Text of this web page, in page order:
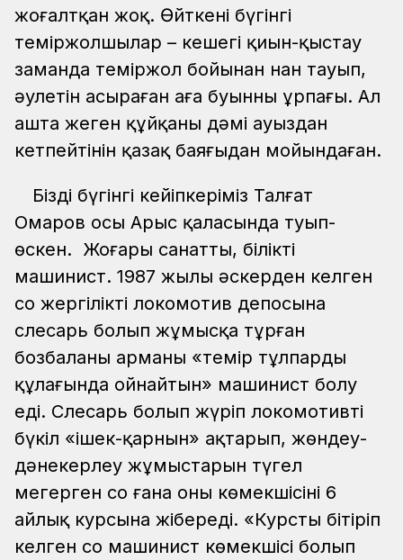
жоғалтқан жоқ. Өйткені бүгінгі
теміржолшылар – кешегі қиын-қыстау
заманда теміржол бойынан нан тауып,
әулетін асыраған аға буынның ұрпағы. Ал
ашта жеген құйқаның дәмі ауыздан
кетпейтінін қазақ баяғыдан мойындаған.
Біздің бүгінгі кейіпкеріміз Талғат
Омаров осы Арыс қаласында туып-
өскен. Жоғары санатты, білікті
машинист. 1987 жылы әскерден келген
соң жергілікті локомотив депосына
слесарь болып жұмысқа тұрған
бозбаланың арманы «темір тұлпардың
құлағында ойнайтын» машинист болу
еді. Слесарь болып жүріп локомотивтің
бүкіл «ішек-қарнын» ақтарып, жөндеу-
дәнекерлеу жұмыстарын түгел
меңгерген соң ғана оны көмекшісінің 6
айлық курсына жібереді. «Курсты бітіріп
келген соң машинист көмекшісі болып